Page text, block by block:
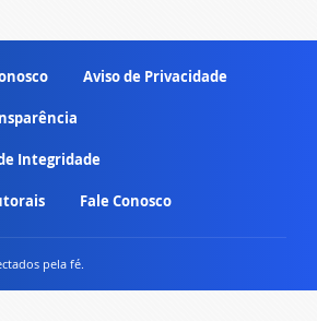
Aviso de Privacidade
Integridade
Fale Conosco
pela fé.